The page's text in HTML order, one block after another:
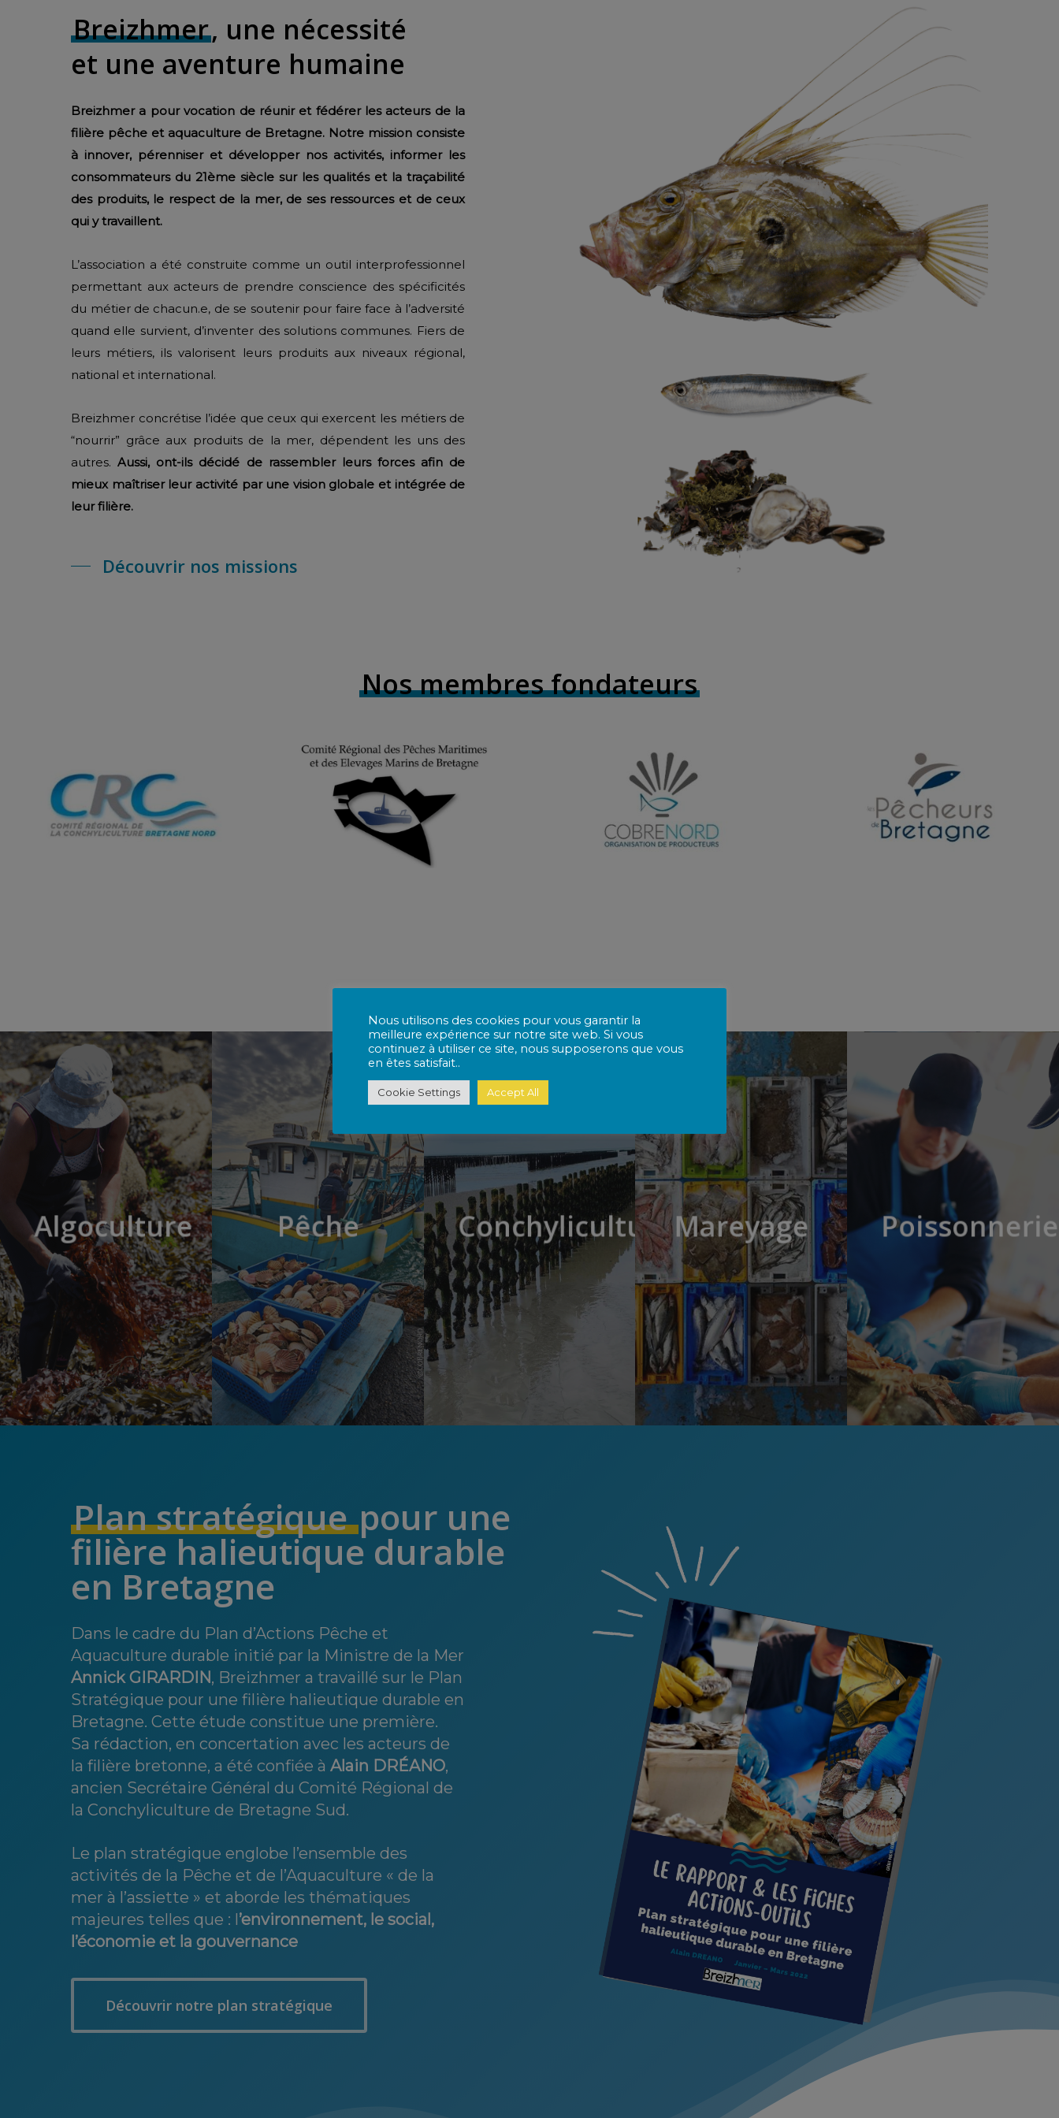
Breizhmer, une nécessité
et une aventure humaine
Breizhmer a pour vocation de réunir et fédérer les acteurs de la
filière pêche et aquaculture de Bretagne. Notre mission consiste
à innover, pérenniser et développer nos activités, informer les
consommateurs du 21ème siècle sur les qualités et la traçabilité
des produits, le respect de la mer, de ses ressources et de ceux
qui y travaillent.
L’association a été construite comme un outil interprofessionnel
permettant aux acteurs de prendre conscience des spécificités
du métier de chacun.e, de se soutenir pour faire face à l’adversité
quand elle survient, d’inventer des solutions communes. Fiers de
leurs métiers, ils valorisent leurs produits aux niveaux régional,
national et international.
Breizhmer concrétise l’idée que ceux qui exercent les métiers de
“nourrir” grâce aux produits de la mer, dépendent les uns des
autres.Aussi, ont-ils décidé de rassembler leurs forces afin de
mieux maîtriser leur activité par une vision globale et intégrée de
leur filière.
Découvrir nos missions
Nos membres fondateurs
Nos membres fondateurs
Algoculture Pêche ConchylicultureMareyage Poissonnerie
Plan stratégiquepour une
filière halieutique durable
en Bretagne
Dans le cadre du Plan d’Actions Pêche et
Aquaculture durable initié par la Ministre de la Mer
Annick GIRARDIN, Breizhmer a travaillé sur le Plan
Stratégique pour une filière halieutique durable en
Bretagne. Cette étude constitue une première.
Sa rédaction, en concertation avec les acteurs de
la filière bretonne, a été confiée àAlain DRÉANO,
ancien Secrétaire Général du Comité Régional de
la Conchyliculture de Bretagne Sud.
Le plan stratégique englobe l’ensemble des
activités de la Pêche et de l’Aquaculture « de la
mer à l’assiette » et aborde les thématiques
majeures telles que : l’environnement, le social,
l’économie et la gouvernance
Découvrir notre plan stratégique
Nous utilisons des cookies pour vous garantir la
meilleure expérience sur notre site web. Si vous
continuez à utiliser ce site, nous supposerons que vous
en êtes satisfait..
Cookie Settings Accept All